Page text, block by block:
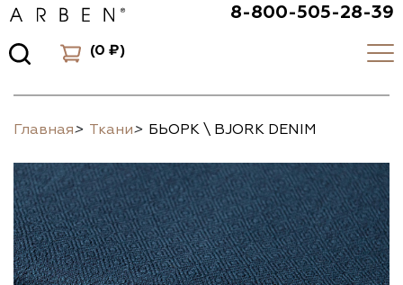
8-800-505-28-39
(0 ₽)
Главная> Ткани> БЬОРК \ BJORK DENIM